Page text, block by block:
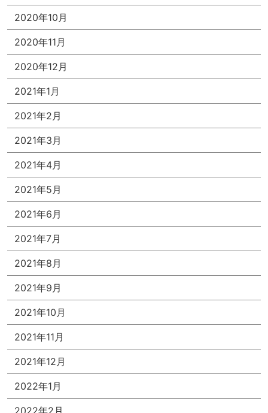
2020年10月
2020年11月
2020年12月
2021年1月
2021年2月
2021年3月
2021年4月
2021年5月
2021年6月
2021年7月
2021年8月
2021年9月
2021年10月
2021年11月
2021年12月
2022年1月